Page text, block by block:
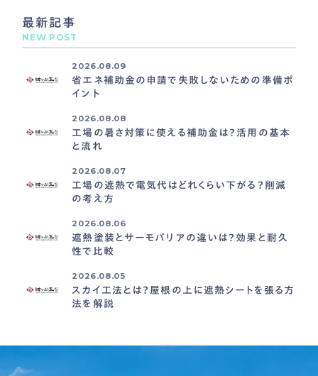
最新記事
NEW POST
2026.08.09
省エネ補助金の申請で失敗しないための準備ポ
イント
2026.08.08
工場の暑さ対策に使える補助金は？活用の基本
と流れ
2026.08.07
工場の遮熱で電気代はどれくらい下がる？削減
の考え方
2026.08.06
遮熱塗装とサーモバリアの違いは？効果と耐久
性で比較
2026.08.05
スカイ工法とは？屋根の上に遮熱シートを張る方
法を解説